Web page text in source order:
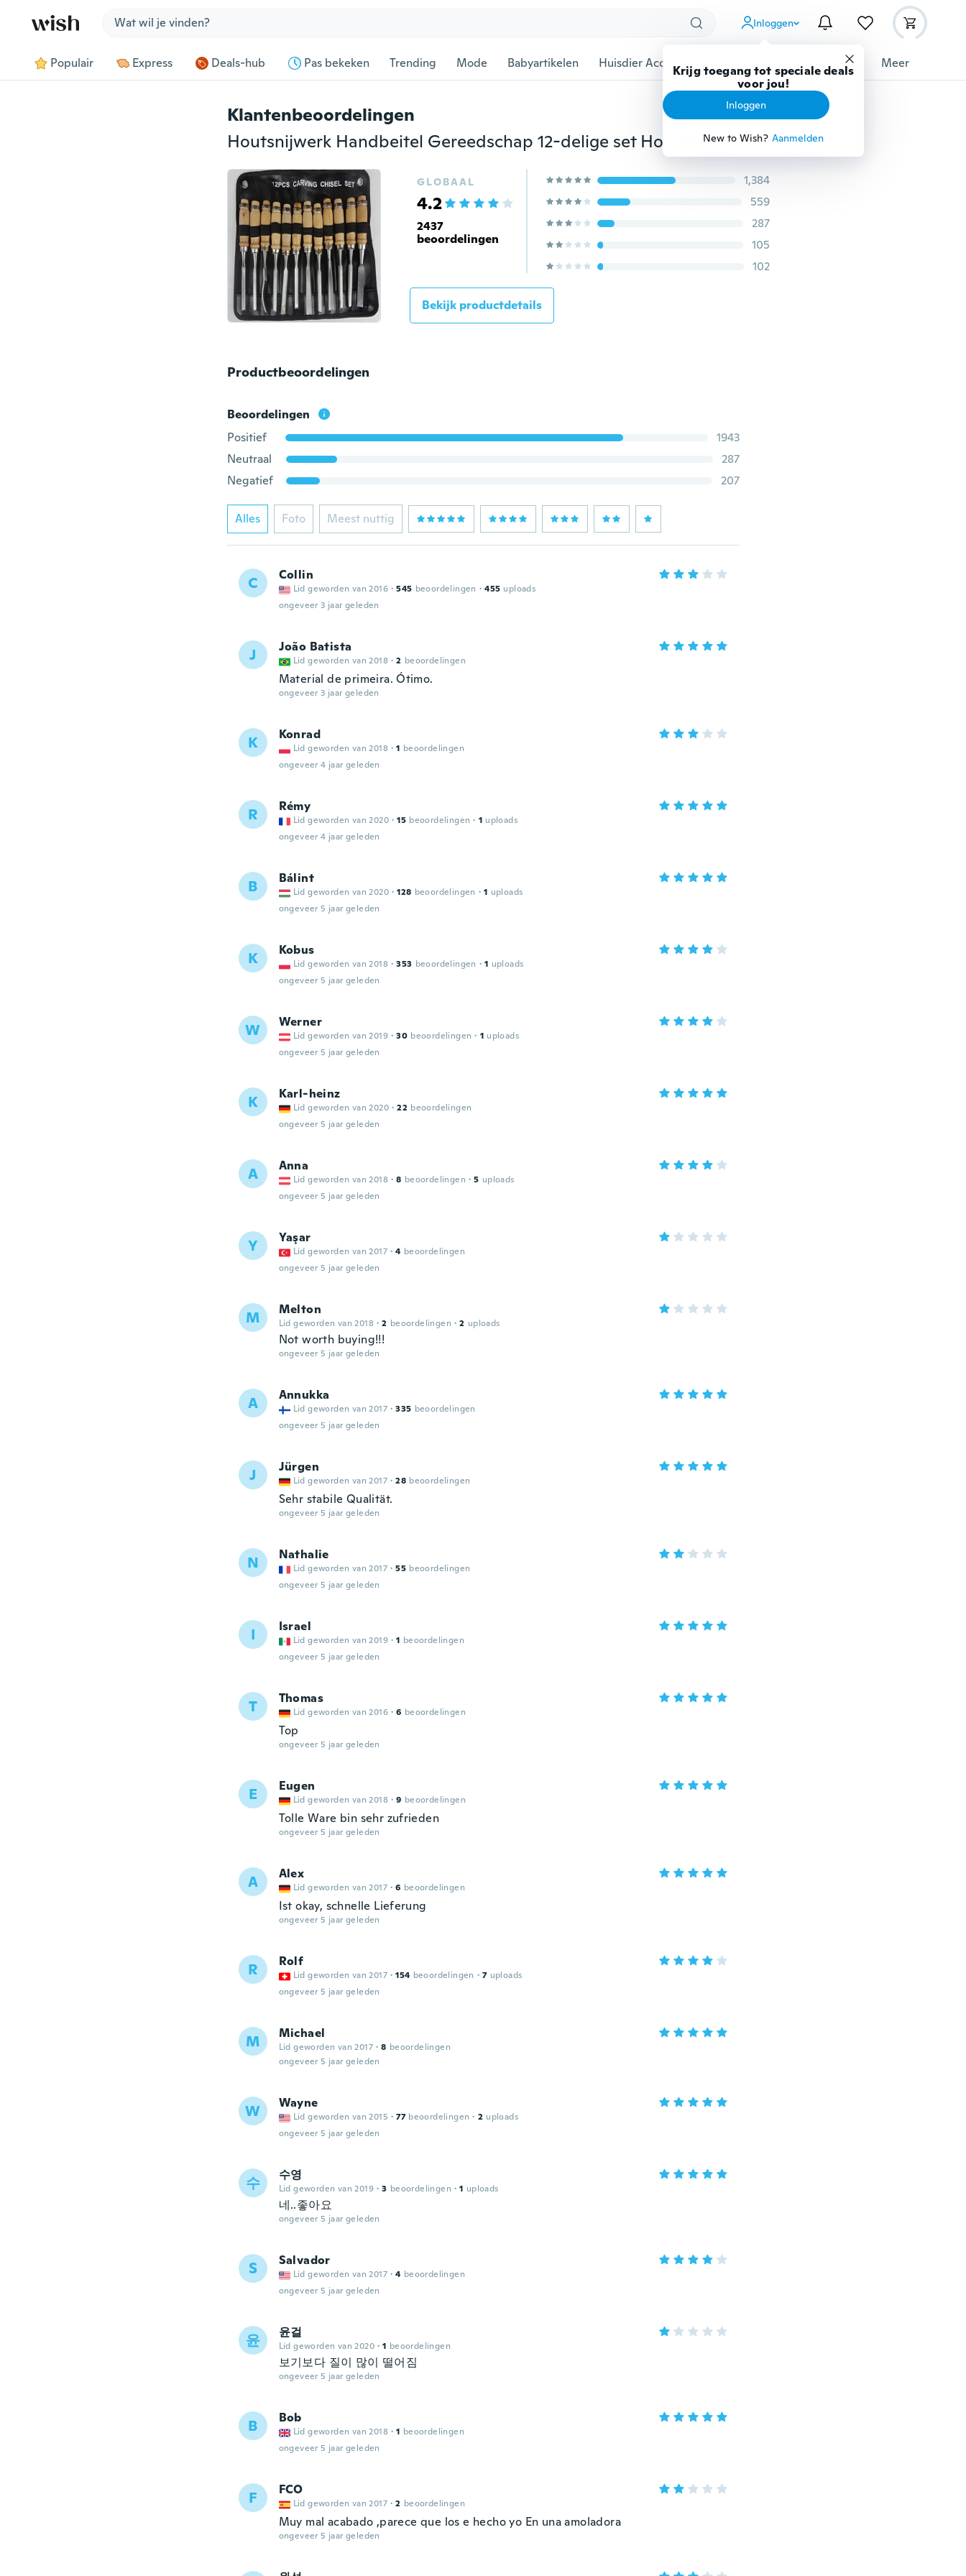
Inloggen
Krijg toegang tot speciale deals
voor jou!
Inloggen
New to Wish? Aanmelden
Populair Express Deals-hub Pas bekeken Trending Mode Babyartikelen Huisdier Accessoires Gereedschap Meer
Klantenbeoordelingen
Houtsnijwerk Handbeitel Gereedschap 12-delige set Houtbewerking Professionele gutsen
GLOBAAL
4.2
2437
beoordelingen
1,384
559
287
105
102
Bekijk productdetails
Productbeoordelingen
Beoordelingen
Positief
1943
Neutraal
287
Negatief
207
Alles Foto Meest nuttig
C Collin
Lid geworden van 2016 · 545 beoordelingen · 455 uploads
ongeveer 3 jaar geleden
J João Batista
Lid geworden van 2018 · 2 beoordelingen
Material de primeira. Ótimo.
ongeveer 3 jaar geleden
K Konrad
Lid geworden van 2018 · 1 beoordelingen
ongeveer 4 jaar geleden
R Rémy
Lid geworden van 2020 · 15 beoordelingen · 1 uploads
ongeveer 4 jaar geleden
B Bálint
Lid geworden van 2020 · 128 beoordelingen · 1 uploads
ongeveer 5 jaar geleden
K Kobus
Lid geworden van 2018 · 353 beoordelingen · 1 uploads
ongeveer 5 jaar geleden
W Werner
Lid geworden van 2019 · 30 beoordelingen · 1 uploads
ongeveer 5 jaar geleden
K Karl-heinz
Lid geworden van 2020 · 22 beoordelingen
ongeveer 5 jaar geleden
A Anna
Lid geworden van 2018 · 8 beoordelingen · 5 uploads
ongeveer 5 jaar geleden
Y Yaşar
Lid geworden van 2017 · 4 beoordelingen
ongeveer 5 jaar geleden
M Melton
Lid geworden van 2018 · 2 beoordelingen · 2 uploads
Not worth buying!!!
ongeveer 5 jaar geleden
A Annukka
Lid geworden van 2017 · 335 beoordelingen
ongeveer 5 jaar geleden
J Jürgen
Lid geworden van 2017 · 28 beoordelingen
Sehr stabile Qualität.
ongeveer 5 jaar geleden
N Nathalie
Lid geworden van 2017 · 55 beoordelingen
ongeveer 5 jaar geleden
I Israel
Lid geworden van 2019 · 1 beoordelingen
ongeveer 5 jaar geleden
T Thomas
Lid geworden van 2016 · 6 beoordelingen
Top
ongeveer 5 jaar geleden
E Eugen
Lid geworden van 2018 · 9 beoordelingen
Tolle Ware bin sehr zufrieden
ongeveer 5 jaar geleden
A Alex
Lid geworden van 2017 · 6 beoordelingen
Ist okay, schnelle Lieferung
ongeveer 5 jaar geleden
R Rolf
Lid geworden van 2017 · 154 beoordelingen · 7 uploads
ongeveer 5 jaar geleden
M Michael
Lid geworden van 2017 · 8 beoordelingen
ongeveer 5 jaar geleden
W Wayne
Lid geworden van 2015 · 77 beoordelingen · 2 uploads
ongeveer 5 jaar geleden
수 수영
Lid geworden van 2019 · 3 beoordelingen · 1 uploads
네..좋아요
ongeveer 5 jaar geleden
S Salvador
Lid geworden van 2017 · 4 beoordelingen
ongeveer 5 jaar geleden
윤 윤걸
Lid geworden van 2020 · 1 beoordelingen
보기보다 질이 많이 떨어짐
ongeveer 5 jaar geleden
B Bob
Lid geworden van 2018 · 1 beoordelingen
ongeveer 5 jaar geleden
F FCO
Lid geworden van 2017 · 2 beoordelingen
Muy mal acabado ,parece que los e hecho yo En una amoladora
ongeveer 5 jaar geleden